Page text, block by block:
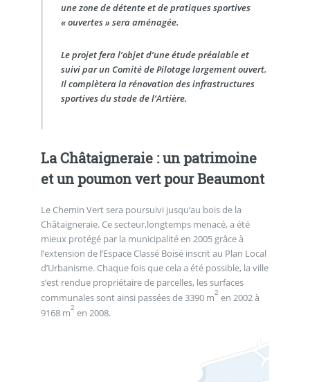
une zone de détente et de pratiques sportives
« ouvertes » sera aménagée.
Le projet fera l’objet d’une étude préalable et
suivi par un Comité de Pilotage largement ouvert.
Il complètera la rénovation des infrastructures
sportives du stade de l’Artière.
La Châtaigneraie : un patrimoine
et un poumon vert pour Beaumont
Le Chemin Vert sera poursuivi jusqu’au bois de la
Châtaigneraie. Ce secteur,longtemps menacé, a été
mieux protégé par la municipalité en 2005 grâce à
l’extension de l’Espace Classé Boisé inscrit au Plan Local
d’Urbanisme. Chaque fois que cela a été possible, la ville
s’est rendue propriétaire de parcelles, les surfaces
communales sont ainsi passées de 3390 m2 en 2002 à
9168 m2 en 2008.